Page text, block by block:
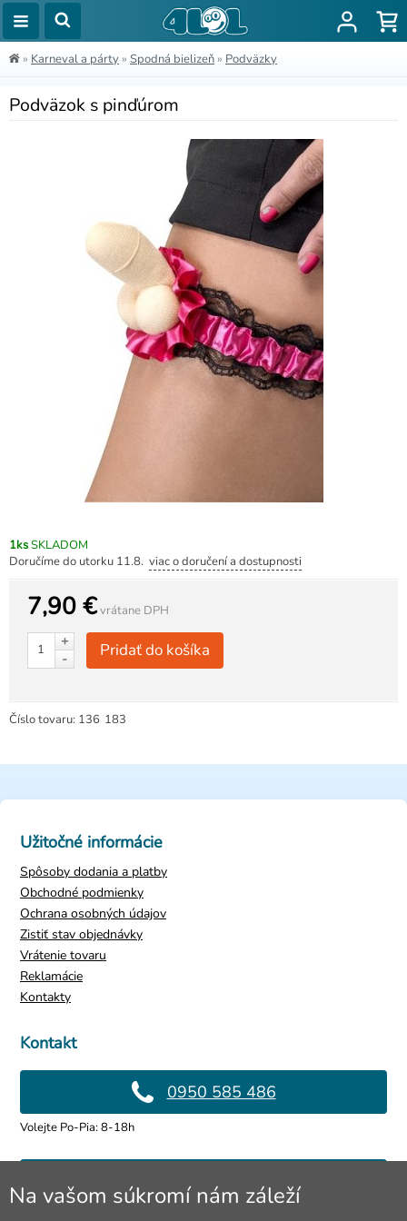
» Karneval a párty» Spodná bielizeň» Podväzky
Podväzok s pinďúrom
1ksSKLADOM
Doručíme do utorku 11.8. viac o doručení a dostupnosti
7,90 €vrátane DPH
+
-
Pridať do košíka
Číslo tovaru: 136 183
Kontakt
0950 585 486
Volejte Po-Pia: 8-18h
info@4lol.cz
Užitočné informácie
Spôsoby dodania a platby
Obchodné podmienky
Ochrana osobných údajov
Zistiť stav objednávky
Vrátenie tovaru
Reklamácie
Kontakty
Na vašom súkromí nám záleží